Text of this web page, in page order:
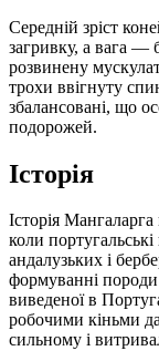
Середній зріст
загривку, а вага —
розвинену
трохи ввігнуту
збалансовані, що
подорожей.
Історія
Історія
коли
андалузьких і
формуванні породи
виведеної в
робочими кіньми
сильному і